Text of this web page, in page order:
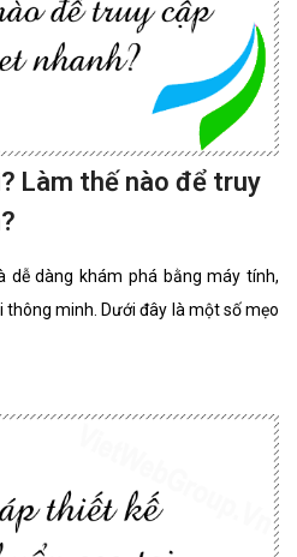
Làm thế nào để truy
dễ dàng khám phá bằng máy tính,
minh. Dưới đây là một số mẹo